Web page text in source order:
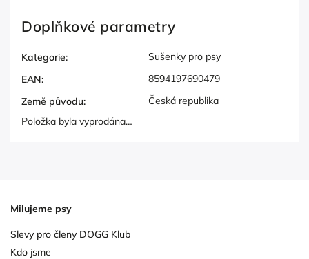
Doplňkové parametry
Kategorie:
Sušenky pro psy
EAN:
8594197690479
Země původu:
Česká republika
Položka byla vyprodána…
Milujeme psy
Slevy pro členy DOGG Klub
Kdo jsme